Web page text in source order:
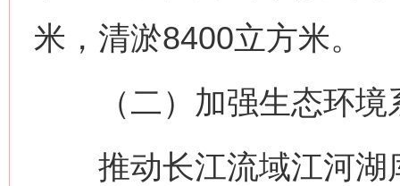
米，清淤8400立方米。
（二）加强生态环境
推动长江流域江河湖